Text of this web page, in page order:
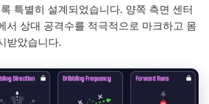
특별히 설계되었습니다. 양쪽 측면 센터
서 상대 공격수를 적극적으로 마크하고 몸
받았습니다.